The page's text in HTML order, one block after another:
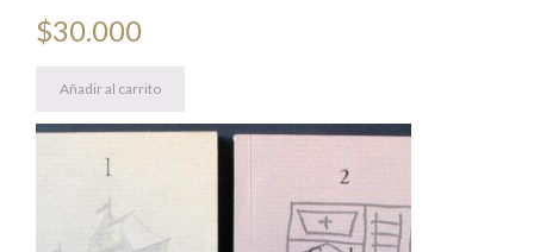
$30.000
Añadir al carrito